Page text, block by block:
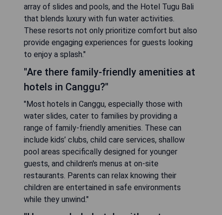
array of slides and pools, and the Hotel Tugu Bali
that blends luxury with fun water activities.
These resorts not only prioritize comfort but also
provide engaging experiences for guests looking
to enjoy a splash."
"Are there family-friendly amenities at
hotels in Canggu?"
"Most hotels in Canggu, especially those with
water slides, cater to families by providing a
range of family-friendly amenities. These can
include kids’ clubs, child care services, shallow
pool areas specifically designed for younger
guests, and children's menus at on-site
restaurants. Parents can relax knowing their
children are entertained in safe environments
while they unwind."